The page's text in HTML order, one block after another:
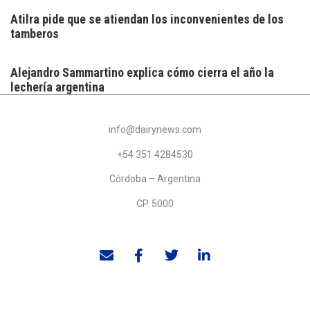
Atilra pide que se atiendan los inconvenientes de los
tamberos
Alejandro Sammartino explica cómo cierra el año la
lechería argentina
info@dairynews.com
+54 351 4284530
Córdoba – Argentina
CP. 5000